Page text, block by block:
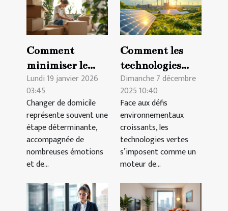
Comment
minimiser le
stress lors d'un
changement de
domicile ?
Lundi 19 janvier 2026
03:45
Changer de domicile
représente souvent une
étape déterminante,
accompagnée de
nombreuses émotions
et de...
Comment les
technologies
vertes
transforment-
elles les
industries
traditionnelles ?
Dimanche 7 décembre
2025 10:40
Face aux défis
environnementaux
croissants, les
technologies vertes
s’imposent comme un
moteur de...